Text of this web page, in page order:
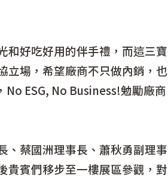
好吃好用的伴手禮，而這三寶
立場，希望廠商不只做內銷，也
ESG, No Business!勉勵廠商
蔡國洲理事長、蕭秋勇副理事
貴賓們移步至一樓展區參觀，對